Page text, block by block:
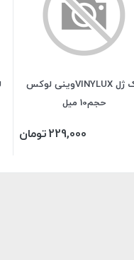
لاک ژل VINYLUXوینی لوکس
حجم10 میل
229,000تومان